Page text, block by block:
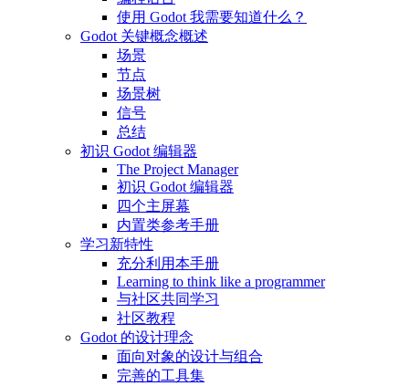
使用 Godot 我需要知道什么？
Godot 关键概念概述
场景
节点
场景树
信号
总结
初识 Godot 编辑器
The Project Manager
初识 Godot 编辑器
四个主屏幕
内置类参考手册
学习新特性
充分利用本手册
Learning to think like a programmer
与社区共同学习
社区教程
Godot 的设计理念
面向对象的设计与组合
完善的工具集